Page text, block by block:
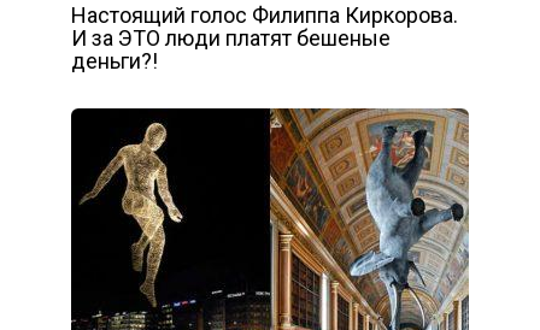
Настоящий голос Филиппа Киркорова.
И за ЭТО люди платят бешеные
деньги?!